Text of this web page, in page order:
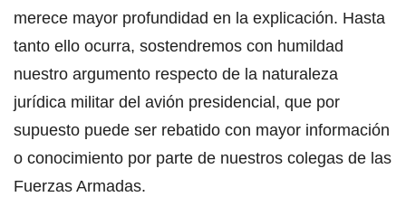
merece mayor profundidad en la explicación. Hasta
tanto ello ocurra, sostendremos con humildad
nuestro argumento respecto de la naturaleza
jurídica militar del avión presidencial, que por
supuesto puede ser rebatido con mayor información
o conocimiento por parte de nuestros colegas de las
Fuerzas Armadas.